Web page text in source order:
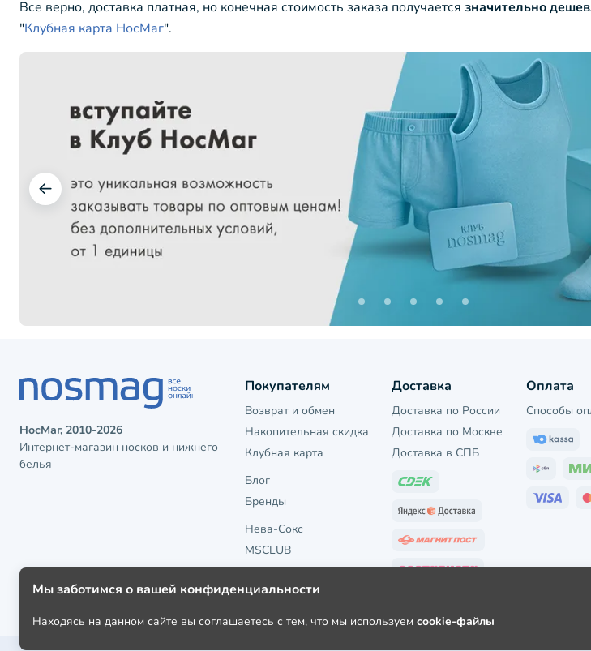
Все верно, доставка платная, но конечная стоимость заказа получается значительно
"Клубная карта НосМаг".
НосМаг, 2010-2026
Интернет-магазин носков и нижнего
белья
Покупателям
Возврат и обмен
Накопительная скидка
Клубная карта
Блог
Бренды
Нева-Сокс
MSCLUB
Доставка
Доставка по России
Доставка по Москве
Доставка в СПБ
Оплата
Способы
Мы заботимся о вашей конфиденциальности
Находясь на данном сайте вы соглашаетесь с тем, что мы используем cookie-файлы